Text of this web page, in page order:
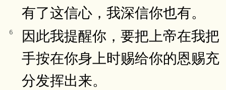
有了这信心，我深信你也有。
6
因此我提醒你，要把上帝在我把
手按在你身上时赐给你的恩赐充
分发挥出来。